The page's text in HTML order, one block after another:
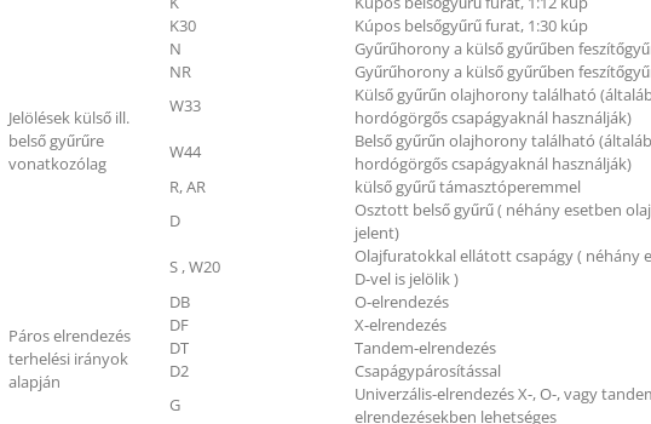
Jelölések külső ill.
belső gyűrűre
vonatkozólag
K30
Kúpos belsőgyűrű furat, 1:30 kúp
N
Gyűrűhorony a külső gyűrűben
NR
Gyűrűhorony a külső gyűrűben
W33
Külső gyűrűn olajhorony található
hordógörgős csapágyaknál használják)
W44
Belső gyűrűn olajhorony található
hordógörgős csapágyaknál használják)
R, AR
külső gyűrű támasztóperemmel
D
Osztott belső gyűrű ( néhány esetben
jelent)
S , W20
Olajfuratokkal ellátott csapágy ( néhány
D-vel is jelölik )
Páros elrendezés
terhelési irányok
alapján
DB
O-elrendezés
DF
X-elrendezés
DT
Tandem-elrendezés
D2
Csapágypárosítással
G
Univerzális-elrendezés X-, O-, vagy
elrendezésekben lehetséges